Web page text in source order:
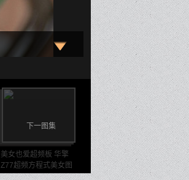
33/41
美女也爱超频板 华擎
Z77超频方程式美女图
赏
下一图集